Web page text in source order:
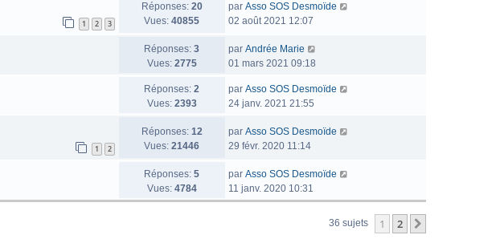
1 2 3
Réponses: 20
Vues: 40855
par Asso SOS Desmoïde
02 août 2021 12:07
Réponses: 3
Vues: 2775
par Andrée Marie
01 mars 2021 09:18
Réponses: 2
Vues: 2393
par Asso SOS Desmoïde
24 janv. 2021 21:55
1 2
Réponses: 12
Vues: 21446
par Asso SOS Desmoïde
29 févr. 2020 11:14
Réponses: 5
Vues: 4784
par Asso SOS Desmoïde
11 janv. 2020 10:31
36 sujets 1 2